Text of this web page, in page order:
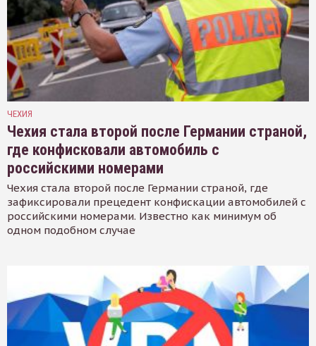
ЧЕХИЯ
Чехия стала второй после Германии страной,
где конфисковали автомобиль с
российскими номерами
Чехия стала второй после Германии страной, где
зафиксировали прецедент конфискации автомобилей с
российскими номерами. Известно как минимум об
одном подобном случае